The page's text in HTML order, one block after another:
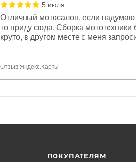
5 июля
Отличный мотосалон, если надумаю
то приду сюда. Сборка мототехники
круто, в другом месте с меня
спасибо отдельное, всегда на связи,
Отзыв Яндекс.Карты
ПОКУПАТЕЛЯМ